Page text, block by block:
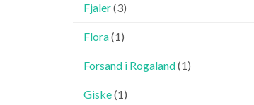
Fjaler(3)
Flora(1)
Forsand i Rogaland(1)
Giske(1)